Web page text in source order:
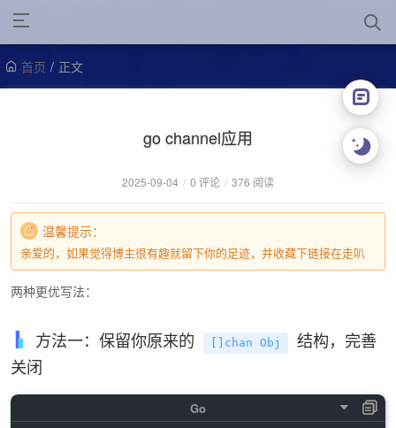
首页 / 正文
go channel应用
2025-09-04 / 0 评论 / 376 阅读
温馨提示：
亲爱的，如果觉得博主很有趣就留下你的足迹，并收藏下链接在走叭
两种更优写法：
方法一：保留你原来的 []chan Obj
结构，完善
关闭